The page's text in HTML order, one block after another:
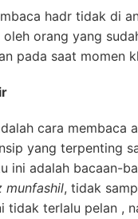
hadr tidak di
oleh orang yang
pada saat momen
cara membaca
yang terpenting
ini adalah bacaan-
munfashil, tidak
tidak terlalu pelan ,